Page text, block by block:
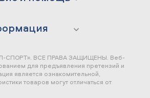
СПОРТ». ВСЕ ПРАВА ЗАЩИЩЕНЫ. Веб-
для предъявления претензий и
является ознакомительной,
товаров могут отличаться от